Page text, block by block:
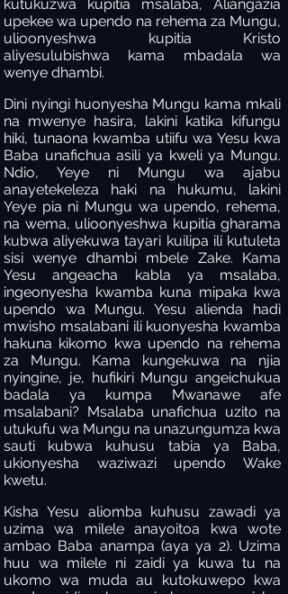
kutukuzwa kupitia msalaba, Aliangazia
upekee wa upendo na rehema za Mungu,
ulioonyeshwa kupitia Kristo
aliyesulubishwa kama mbadala wa
wenye dhambi.
Dini nyingi huonyesha Mungu kama mkali
na mwenye hasira, lakini katika kifungu
hiki, tunaona kwamba utiifu wa Yesu kwa
Baba unafichua asili ya kweli ya Mungu.
Ndio, Yeye ni Mungu wa ajabu
anayetekeleza haki na hukumu, lakini
Yeye pia ni Mungu wa upendo, rehema,
na wema, ulioonyeshwa kupitia gharama
kubwa aliyekuwa tayari kuilipa ili kutuleta
sisi wenye dhambi mbele Zake. Kama
Yesu angeacha kabla ya msalaba,
ingeonyesha kwamba kuna mipaka kwa
upendo wa Mungu. Yesu alienda hadi
mwisho msalabani ili kuonyesha kwamba
hakuna kikomo kwa upendo na rehema
za Mungu. Kama kungekuwa na njia
nyingine, je, hufikiri Mungu angeichukua
badala ya kumpa Mwanawe afe
msalabani? Msalaba unafichua uzito na
utukufu wa Mungu na unazungumza kwa
sauti kubwa kuhusu tabia ya Baba,
ukionyesha waziwazi upendo Wake
kwetu.
Kisha Yesu aliomba kuhusu zawadi ya
uzima wa milele anayoitoa kwa wote
ambao Baba anampa (aya ya 2). Uzima
huu wa milele ni zaidi ya kuwa tu na
ukomo wa muda au kutokuwepo kwa